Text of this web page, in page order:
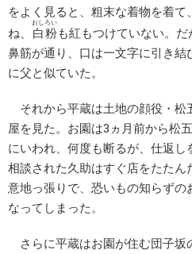
をよく見ると、粗末な着物を着
ね、
白粉
おしろい
も紅もつけていない。だ
鼻筋が通り、口は一文字に引き結
に父と似ていた。
それから平蔵は土地の顔役・松
屋を見た。お園は3ヵ月前から松
にいわれ、何度も断るが、仕返し
相談された久助はすぐ店をたたん
意地っ張りで、恐いもの知らずの
なってしまった。
さらに平蔵はお園が住む団子坂